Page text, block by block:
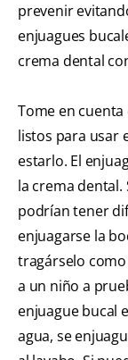
prevenir
enjuagues
crema dental
Tome en
listos para usar
estarlo. El
la crema
podrían tener
enjuagarse la
tragárselo
a un niño a
enjuague bucal
agua, se